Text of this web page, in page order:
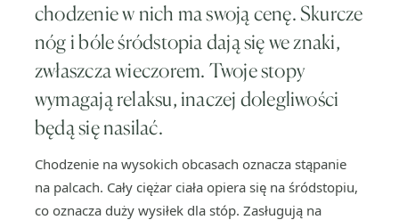
chodzenie w nich ma swoją cenę. Skurcze
nóg i bóle śródstopia dają się we znaki,
zwłaszcza wieczorem. Twoje stopy
wymagają relaksu, inaczej dolegliwości
będą się nasilać.
Chodzenie na wysokich obcasach oznacza stąpanie
na palcach. Cały ciężar ciała opiera się na śródstopiu,
co oznacza duży wysiłek dla stóp. Zasługują na